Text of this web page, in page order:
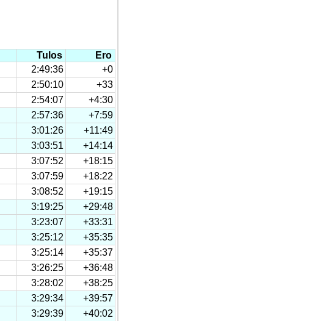
Tulos
Ero
2:49:36
+0
2:50:10
+33
2:54:07
+4:30
2:57:36
+7:59
3:01:26
+11:49
3:03:51
+14:14
3:07:52
+18:15
3:07:59
+18:22
3:08:52
+19:15
3:19:25
+29:48
3:23:07
+33:31
3:25:12
+35:35
3:25:14
+35:37
3:26:25
+36:48
3:28:02
+38:25
3:29:34
+39:57
3:29:39
+40:02